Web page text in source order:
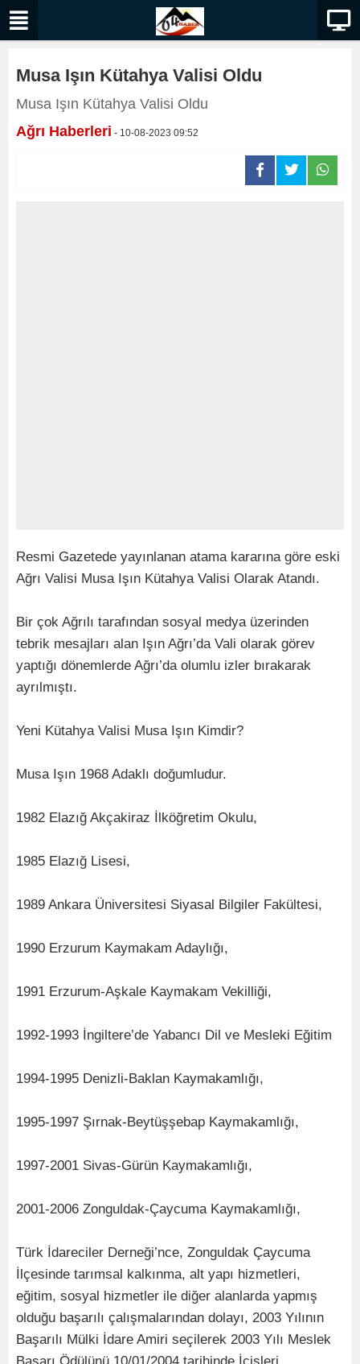
Musa Işın Kütahya Valisi Oldu
Musa Işın Kütahya Valisi Oldu
Ağrı Haberleri - 10-08-2023 09:52
Resmi Gazetede yayınlanan atama kararına göre eski
Ağrı Valisi Musa Işın Kütahya Valisi Olarak Atandı.
Bir çok Ağrılı tarafından sosyal medya üzerinden
tebrik mesajları alan Işın Ağrı’da Vali olarak görev
yaptığı dönemlerde Ağrı’da olumlu izler bırakarak
ayrılmıştı.
Yeni Kütahya Valisi Musa Işın Kimdir?
Musa Işın 1968 Adaklı doğumludur.
1982 Elazığ Akçakiraz İlköğretim Okulu,
1985 Elazığ Lisesi,
1989 Ankara Üniversitesi Siyasal Bilgiler Fakültesi,
1990 Erzurum Kaymakam Adaylığı,
1991 Erzurum-Aşkale Kaymakam Vekilliği,
1992-1993 İngiltere’de Yabancı Dil ve Mesleki Eğitim
1994-1995 Denizli-Baklan Kaymakamlığı,
1995-1997 Şırnak-Beytüşşebap Kaymakamlığı,
1997-2001 Sivas-Gürün Kaymakamlığı,
2001-2006 Zonguldak-Çaycuma Kaymakamlığı,
Türk İdareciler Derneği’nce, Zonguldak Çaycuma
İlçesinde tarımsal kalkınma, alt yapı hizmetleri,
eğitim, sosyal hizmetler ile diğer alanlarda yapmış
olduğu başarılı çalışmalarından dolayı, 2003 Yılının
Başarılı Mülki İdare Amiri seçilerek 2003 Yılı Meslek